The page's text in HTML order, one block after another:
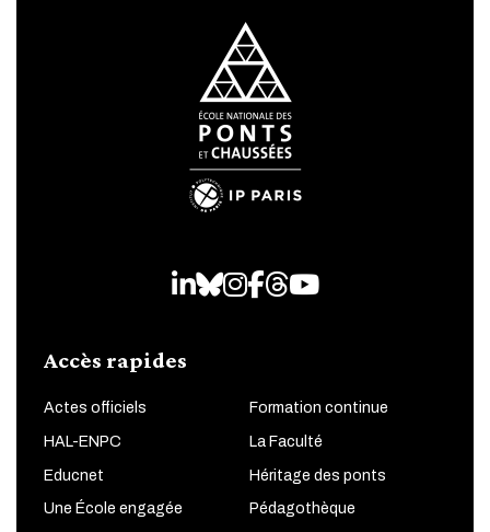
LinkedIn
Bluesky
Instagram
Facebook
Threads
Youtube
Accès rapides
Actes officiels Formation continue
HAL-ENPC La Faculté
Educnet Héritage des ponts
Une École engagée Pédagothèque